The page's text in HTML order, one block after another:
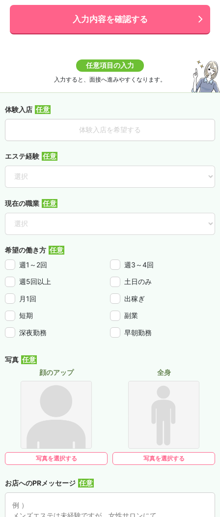
入力内容を確認する
任意項目の入力
入力すると、面接へ進みやすくなります。
体験入店
体験入店を希望する
エステ経験
現在の職業
希望の働き方
週1～2回
週3～4回
週5回以上 土日のみ
月1回 出稼ぎ
短期 副業
深夜勤務 早朝勤務
写真
顔のアップ
写真を選択する
全身
写真を選択する
お店へのPRメッセージ